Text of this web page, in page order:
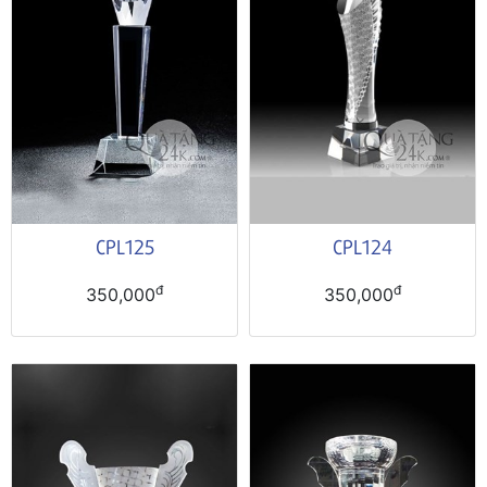
CPL125
350,000đ
CPL124
350,000đ